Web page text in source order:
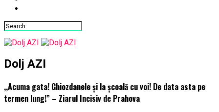
Dolj AZI
,,Acuma gata! Ghiozdanele și la școală cu voi! De data asta pe
termen lung!” – Ziarul Incisiv de Prahova